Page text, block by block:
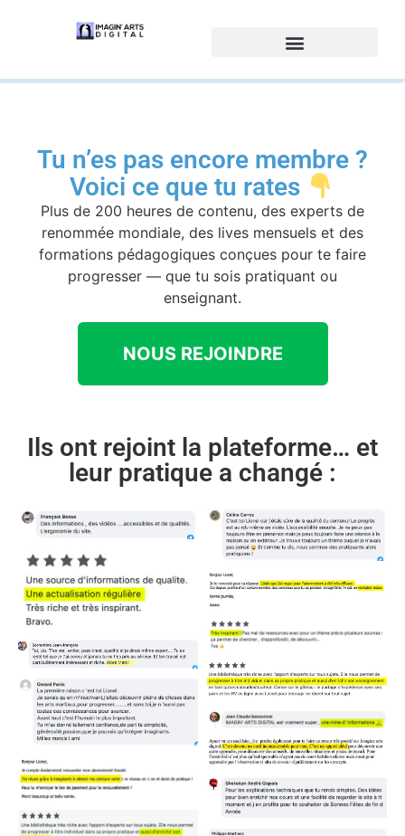
Tu n’es pas encore membre ?
Voici ce que tu rates
Plus de 200 heures de contenu, des experts de
renommée mondiale, des lives mensuels et des
formations pédagogiques conçues pour te faire
progresser — que tu sois pratiquant ou
enseignant.
NOUS REJOINDRE
Ils ont rejoint la plateforme… et
leur pratique a changé :